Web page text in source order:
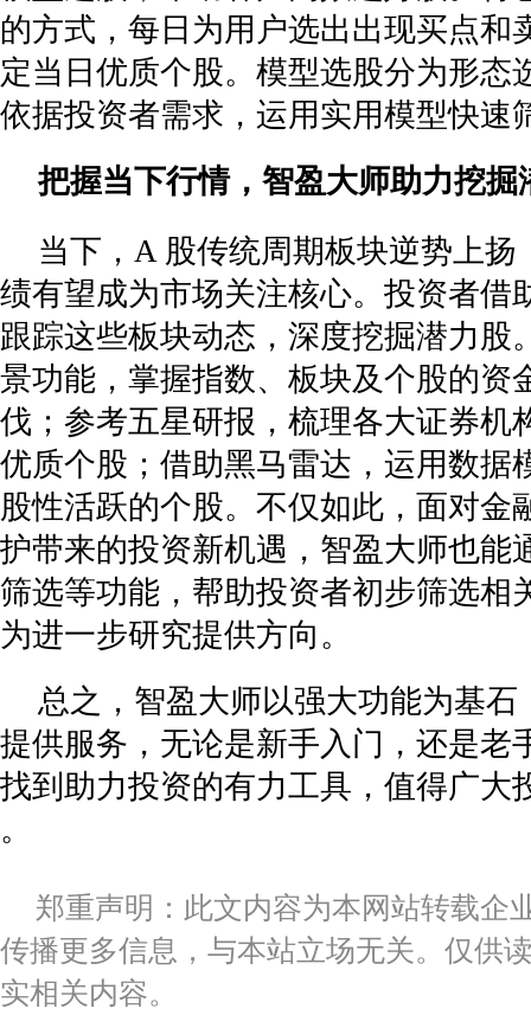
的方式，每日为用户选出出现买点和
定当日优质个股。模型选股分为形态
依据投资者需求，运用实用模型快速
把握当下行情，智盈大师助力挖掘
当下，A 股传统周期板块逆势上扬
绩有望成为市场关注核心。投资者借
跟踪这些板块动态，深度挖掘潜力股
景功能，掌握指数、板块及个股的资
伐；参考五星研报，梳理各大证券机
优质个股；借助黑马雷达，运用数据
股性活跃的个股。不仅如此，面对金
护带来的投资新机遇，智盈大师也能
筛选等功能，帮助投资者初步筛选相
为进一步研究提供方向。
总之，智盈大师以强大功能为基
提供服务，无论是新手入门，还是老
找到助力投资的有力工具，值得广大
。
郑重声明：此文内容为本网站转载企
传播更多信息，与本站立场无关。仅供
实相关内容。